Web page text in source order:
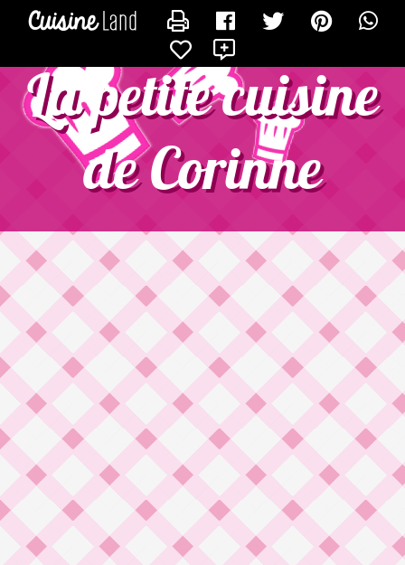
La petite cuisine
de Corinne
CONTACTER CORINNE1972